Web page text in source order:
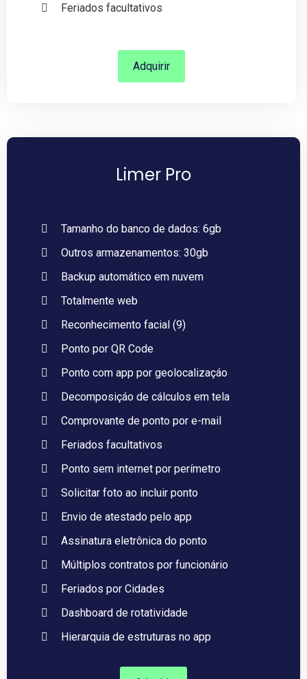
Feriados facultativos
Adquirir
Limer Pro
Tamanho do banco de dados: 6gb
Outros armazenamentos: 30gb
Backup automático em nuvem
Totalmente web
Reconhecimento facial (9)
Ponto por QR Code
Ponto com app por geolocalizaçáo
Decomposiçáo de cálculos em tela
Comprovante de ponto por e-mail
Feriados facultativos
Ponto sem internet por perímetro
Solicitar foto ao incluir ponto
Envio de atestado pelo app
Assinatura eletrônica do ponto
Múltiplos contratos por funcionário
Feriados por Cidades
Dashboard de rotatividade
Hierarquia de estruturas no app